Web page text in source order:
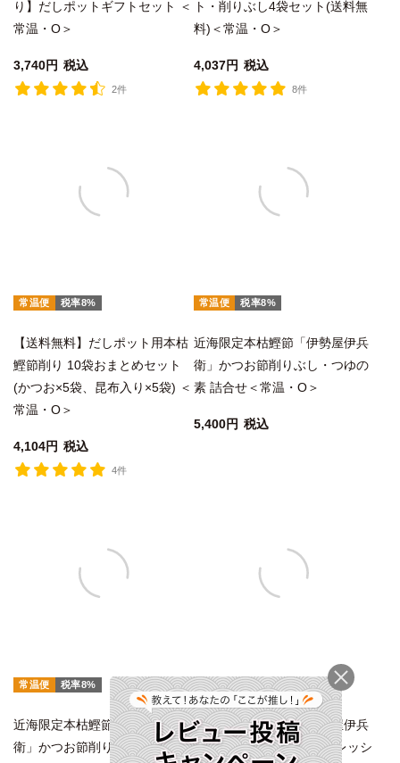
り】だしポットギフトセット ＜
常温・O＞
3,740 税込
2件
ト・削りぶし4袋セット(送料無
料)＜常温・O＞
4,037 税込
8件
常温便 税率8%
【送料無料】だしポット用本枯
鰹節削り 10袋おまとめセット
(かつお×5袋、昆布入り×5袋) ＜
常温・O＞
4,104 税込
4件
常温便 税率8%
近海限定本枯鰹節「伊勢屋伊兵
衛」かつお節削りぶし・つゆの
素 詰合せ＜常温・O＞
5,400 税込
常温便 税率8%
近海限定本枯鰹節「伊勢屋伊兵
衛」かつお節削りぶし フレッシ
常温便 税率8%
近海限定本枯鰹節「伊勢屋伊兵
衛」かつお節削りぶし フレッシ